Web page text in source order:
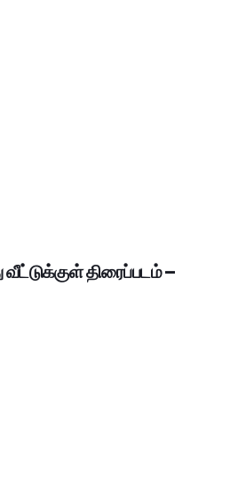
வீட்டுக்குள் திரைப்படம் –